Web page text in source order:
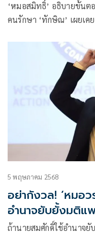
‘หมอสมิทธิ์’ อธิบายขั้น
คนรักษา ‘ทักษิณ’ เผยเค
5 พฤษภาคม 2568
อย่ากังวล! ‘หมอว
อำนาจยับยั้งมติแ
แพทย์พิสูจน์
ถ้านายสมศักดิ์ใช้อำนาจยั